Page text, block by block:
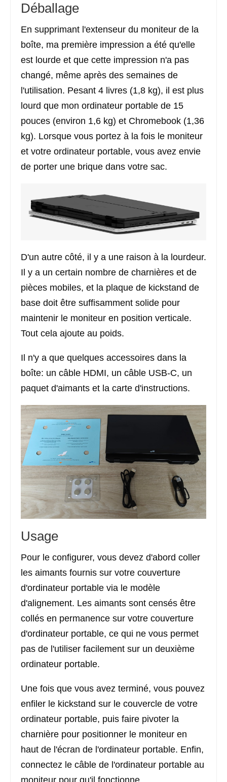
Déballage
En supprimant l'extenseur du moniteur de la
boîte, ma première impression a été qu'elle
est lourde et que cette impression n'a pas
changé, même après des semaines de
l'utilisation. Pesant 4 livres (1,8 kg), il est plus
lourd que mon ordinateur portable de 15
pouces (environ 1,6 kg) et Chromebook (1,36
kg). Lorsque vous portez à la fois le moniteur
et votre ordinateur portable, vous avez envie
de porter une brique dans votre sac.
D'un autre côté, il y a une raison à la lourdeur.
Il y a un certain nombre de charnières et de
pièces mobiles, et la plaque de kickstand de
base doit être suffisamment solide pour
maintenir le moniteur en position verticale.
Tout cela ajoute au poids.
Il n'y a que quelques accessoires dans la
boîte: un câble HDMI, un câble USB-C, un
paquet d'aimants et la carte d'instructions.
Usage
Pour le configurer, vous devez d'abord coller
les aimants fournis sur votre couverture
d'ordinateur portable via le modèle
d'alignement. Les aimants sont censés être
collés en permanence sur votre couverture
d'ordinateur portable, ce qui ne vous permet
pas de l'utiliser facilement sur un deuxième
ordinateur portable.
Une fois que vous avez terminé, vous pouvez
enfiler le kickstand sur le couvercle de votre
ordinateur portable, puis faire pivoter la
charnière pour positionner le moniteur en
haut de l'écran de l'ordinateur portable. Enfin,
connectez le câble de l'ordinateur portable au
moniteur pour qu'il fonctionne.